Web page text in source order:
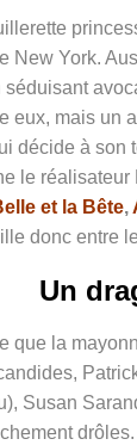
New York.
séduisant
eux, mais un
décide à son
le réalisateur
et la Bête,
donc entre
Un
que la
Susan
drôles.